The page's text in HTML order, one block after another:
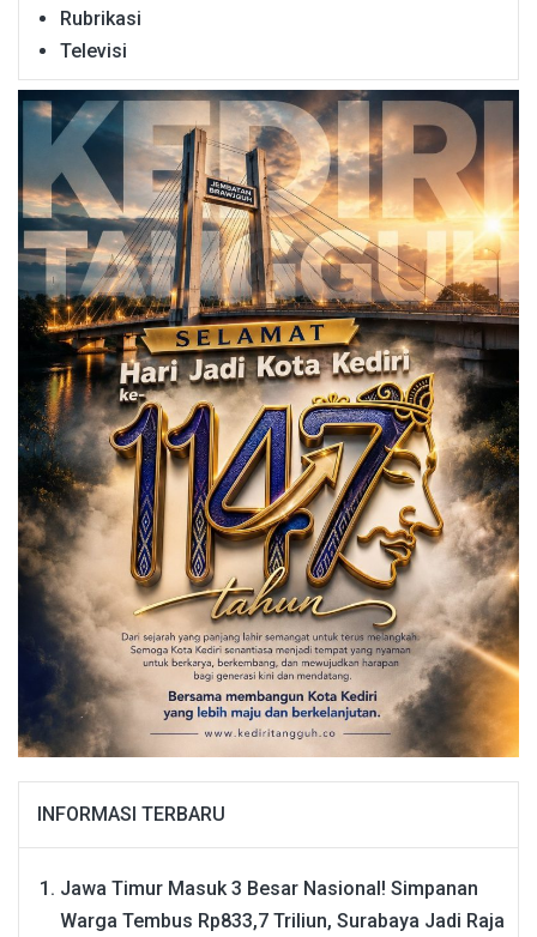
Rubrikasi
Televisi
INFORMASI TERBARU
Jawa Timur Masuk 3 Besar Nasional! Simpanan
Warga Tembus Rp833,7 Triliun, Surabaya Jadi Raja